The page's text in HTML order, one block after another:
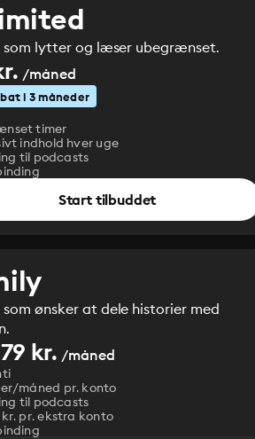
som lytter og læser ubegrænset.
/måned
i 3 måneder
timer
indhold hver uge
til podcasts
Start tilbuddet
som ønsker at dele historier med
kr. /måned
måned pr. konto
til podcasts
kr. pr. ekstra konto